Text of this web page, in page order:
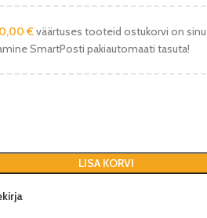
€väärtuses tooteid ostukorvi on
SmartPosti pakiautomaati tasuta!
LISA KORVI